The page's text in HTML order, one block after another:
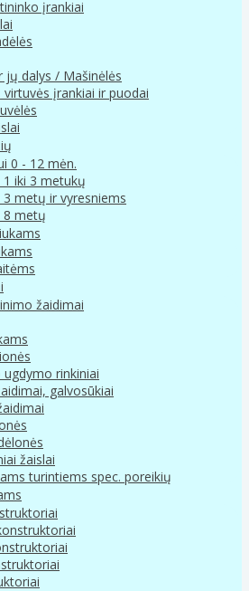
įrankiai
jų dalys / Mašinėlės
virtuvės įrankiai ir puodai
0 - 12 mėn.
iki 3 metukų
3 metų ir vyresniems
8 metų
žaidimai
ugdymo rinkiniai
galvosūkiai
žaislai
turintiems spec. poreikių